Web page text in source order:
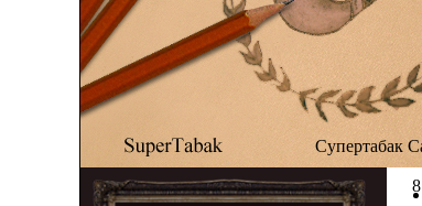
Супертабак